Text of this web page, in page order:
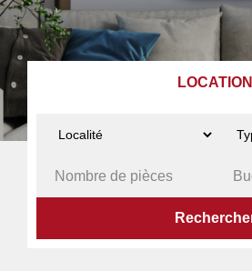
LOCATION
RECHERCHE PAR